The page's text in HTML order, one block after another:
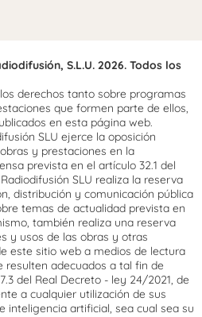
S.L.U. 2026. Todos los
derechos tanto sobre programas
que formen parte de ellos,
en esta página web.
SLU ejerce la oposición
y prestaciones en la
prevista en el artículo 32.1 del
SLU realiza la reserva
distribución y comunicación pública
temas de actualidad prevista en
también realiza una reserva
y usos de las obras y otras
este sitio web a medios de lectura
resulten adecuados a tal fin de
del Real Decreto - ley 24/2021, de
a cualquier utilización de sus
inteligencia artificial, sea cual sea su